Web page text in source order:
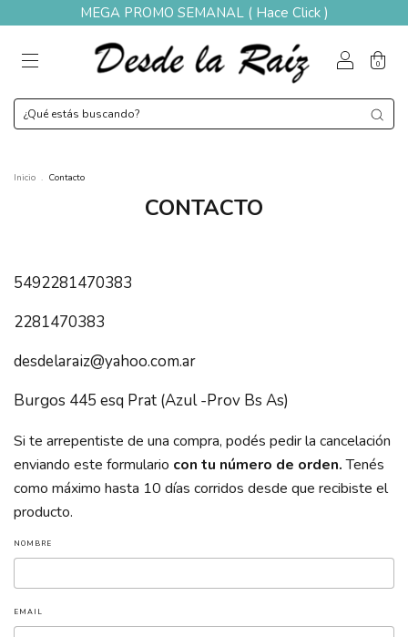
MEGA PROMO SEMANAL ( Hace Click )
0
Inicio . Contacto
CONTACTO
5492281470383
2281470383
desdelaraiz@yahoo.com.ar
Burgos 445 esq Prat (Azul -Prov Bs As)
Si te arrepentiste de una compra, podés pedir la cancelación
enviando este formulario con tu número de orden.Tenés
como máximo hasta 10 días corridos desde que recibiste el
producto.
NOMBRE
EMAIL